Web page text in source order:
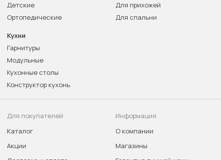
Детские
Ортопедические
Для прихожей
Для спальни
Кухни
Гарнитуры
Модульные
Кухонные столы
Конструктор кухонь
Для покупателей
Каталог
Акции
Информация
О компании
Магазины